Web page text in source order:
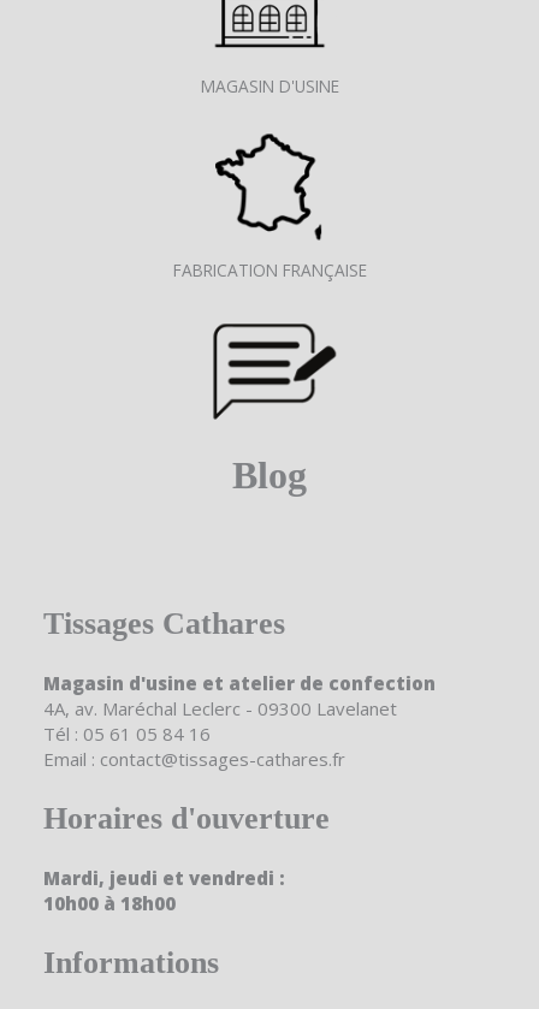
MAGASIN D'USINE
FABRICATION FRANÇAISE
Blog
Tissages Cathares
Magasin d'usine et atelier de confection
4A, av. Maréchal Leclerc - 09300 Lavelanet
Tél : 05 61 05 84 16
Email : contact@tissages-cathares.fr
Horaires d'ouverture
Mardi, jeudi et vendredi :
10h00 à 18h00
Informations